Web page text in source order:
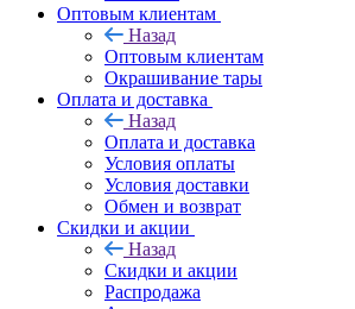
Оптовым клиентам
Назад
Оптовым клиентам
Окрашивание тары
Оплата и доставка
Назад
Оплата и доставка
Условия оплаты
Условия доставки
Обмен и возврат
Скидки и акции
Назад
Скидки и акции
Распродажа